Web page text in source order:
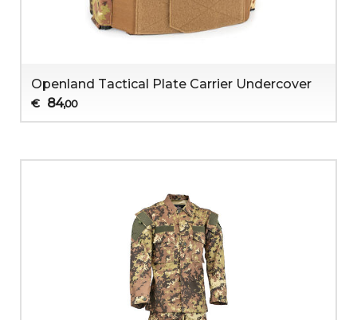
Openland Tactical Plate Carrier Undercover
€ 84,00